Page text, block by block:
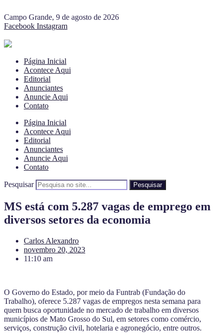
Campo Grande, 9 de agosto de 2026
Facebook Instagram
Página Inicial
Acontece Aqui
Editorial
Anunciantes
Anuncie Aqui
Contato
Página Inicial
Acontece Aqui
Editorial
Anunciantes
Anuncie Aqui
Contato
Pesquisar Pesquisar
MS está com 5.287 vagas de emprego em
diversos setores da economia
Carlos Alexandro
novembro 20, 2023
11:10 am
O Governo do Estado, por meio da Funtrab (Fundação do
Trabalho), oferece 5.287 vagas de empregos nesta semana para
quem busca oportunidade no mercado de trabalho em diversos
municípios de Mato Grosso do Sul, em setores como comércio,
serviços, construção civil, hotelaria e agronegócio, entre outros.